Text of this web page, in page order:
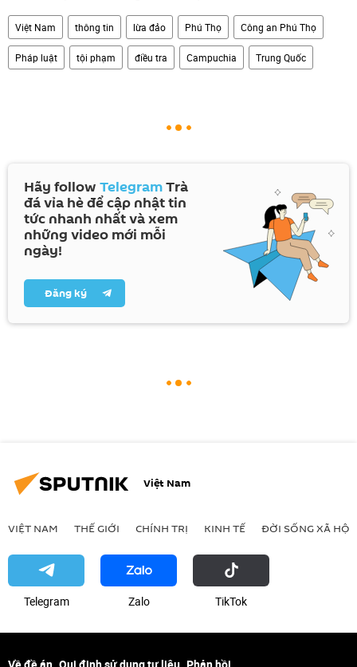
Việt Nam thông tin lừa đảo Phú Thọ Công an Phú Thọ
Pháp luật tội phạm điều tra Campuchia Trung Quốc
Hãy follow TelegramTrà
đá vỉa hè để cập nhật tin
tức nhanh nhất và xem
những video mới mỗi
ngày!
Đăng ký
Việt Nam
VIỆT NAM THẾ GIỚI CHÍNH TRỊ KINH TẾ ĐỜI SỐNG XÃ HỘI
Telegram Zalo ТikТоk